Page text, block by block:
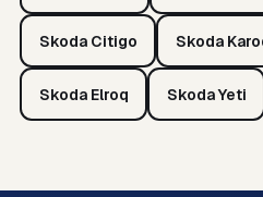
Skoda Citigo Skoda
Skoda Elroq Skoda Yeti